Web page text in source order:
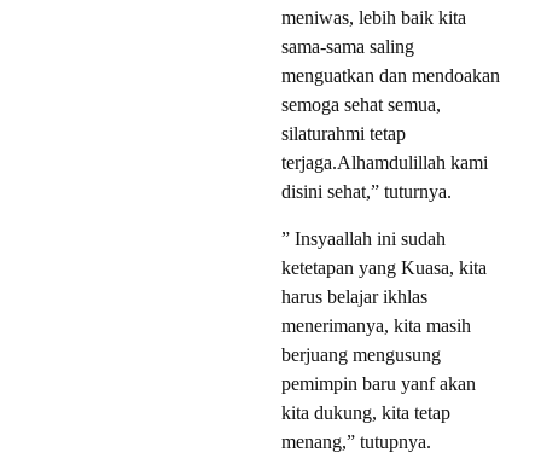
meniwas, lebih baik kita
sama-sama saling
menguatkan dan mendoakan
semoga sehat semua,
silaturahmi tetap
terjaga.Alhamdulillah kami
disini sehat,” tuturnya.
” Insyaallah ini sudah
ketetapan yang Kuasa, kita
harus belajar ikhlas
menerimanya, kita masih
berjuang mengusung
pemimpin baru yanf akan
kita dukung, kita tetap
menang,” tutupnya.